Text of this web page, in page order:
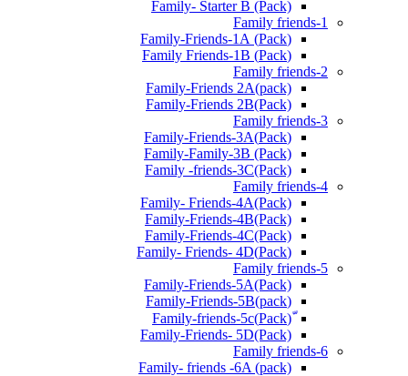
Family- Starter B (Pack)
Family friends-1
(Pack) Family-Friends-1A
(Pack) Family Friends-1B
Family friends-2
Family-Friends 2A(pack)
Family-Friends 2B(Pack)
Family friends-3
(Pack)Family-Friends-3A
Family-Family-3B (Pack)
Family -friends-3C(Pack)
Family friends-4
Family- Friends-4A(Pack)
Family-Friends-4B(Pack)
Family-Friends-4C(Pack)
(Pack)Family- Friends- 4D
Family friends-5
Family-Friends-5A(Pack)
(pack)Family-Friends-5B
ّ(Pack)Family-friends-5c
Family-Friends- 5D(Pack)
Family friends-6
Family- friends -6A (pack)